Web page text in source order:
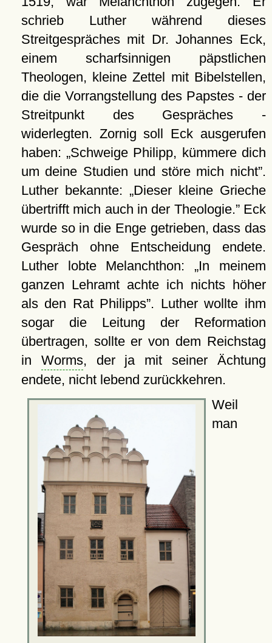
schrieb Luther während dieses
Streitgespräches mit Dr. Johannes Eck,
einem scharfsinnigen päpstlichen
Theologen, kleine Zettel mit Bibelstellen,
die die Vorrangstellung des Papstes - der
Streitpunkt des Gespräches -
widerlegten. Zornig soll Eck ausgerufen
haben: Schweige Philipp, kümmere dich
um deine Studien und störe mich nicht .
Luther bekannte:
Dieser kleine Grieche
übertrifft mich auch in der Theologie. Eck
wurde so in die Enge getrieben, dass das
Gespräch ohne Entscheidung endete.
Luther lobte Melanchthon: In meinem
ganzen Lehramt achte ich nichts höher
als den Rat Philipps . Luther wollte ihm
sogar die Leitung der Reformation
übertragen, sollte er von dem Reichstag
in Worms, der ja mit seiner Ächtung
endete, nicht lebend zurückkehren.
Weil
man